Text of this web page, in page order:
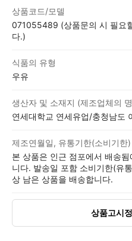
상품코드/모델
071055489 (상품문의 시 필요
다.)
식품의 유형
우유
생산자 및 소재지 (제조업체의
연세대학교 연세유업/충청남도
제조연월일, 유통기한(소비기한
본 상품은 인근 점포에서 배송
니다. 발송일 포함 소비기한(유
상 남은 상품을 배송합니다.
상품고시